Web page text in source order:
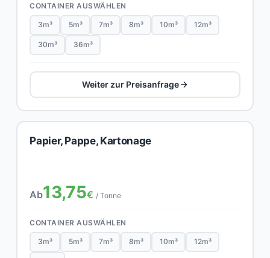
CONTAINER AUSWÄHLEN
3m³ 5m³ 7m³ 8m³ 10m³ 12m³
30m³ 36m³
Weiter zur Preisanfrage
Papier, Pappe, Kartonage
Ab13,75€ / Tonne
CONTAINER AUSWÄHLEN
3m³ 5m³ 7m³ 8m³ 10m³ 12m³